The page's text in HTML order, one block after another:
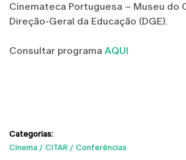
Cinemateca Portuguesa – Museu do
Direção-Geral da Educação (DGE).
Consultar programa AQUI
Categorias:
Cinema
CITAR Conferências